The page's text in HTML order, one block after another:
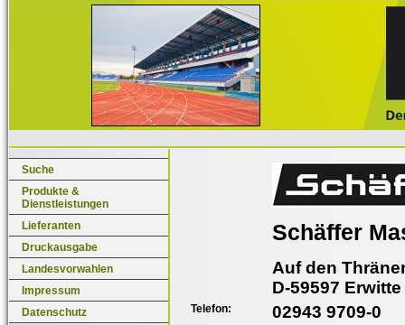
Suche
Produkte &
Dienstleistungen
Lieferanten
Druckausgabe
Landesvorwahlen
Impressum
Datenschutz
Schäffer
Auf den
D-59597 Erwitte
Telefon: 02943 9709-0